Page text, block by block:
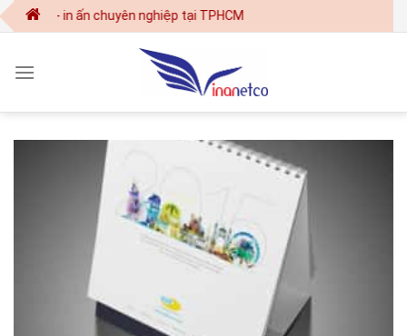
Skip
to
kế - in ấn chuyên nghiệp tại TPHCM